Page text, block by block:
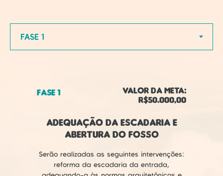
Adequação da escadaria e
abertura do fosso
Valor da Meta:
R$50.000,00
Serão realizadas as seguintes intervenções:
reforma da escadaria da entrada,
Fase 1